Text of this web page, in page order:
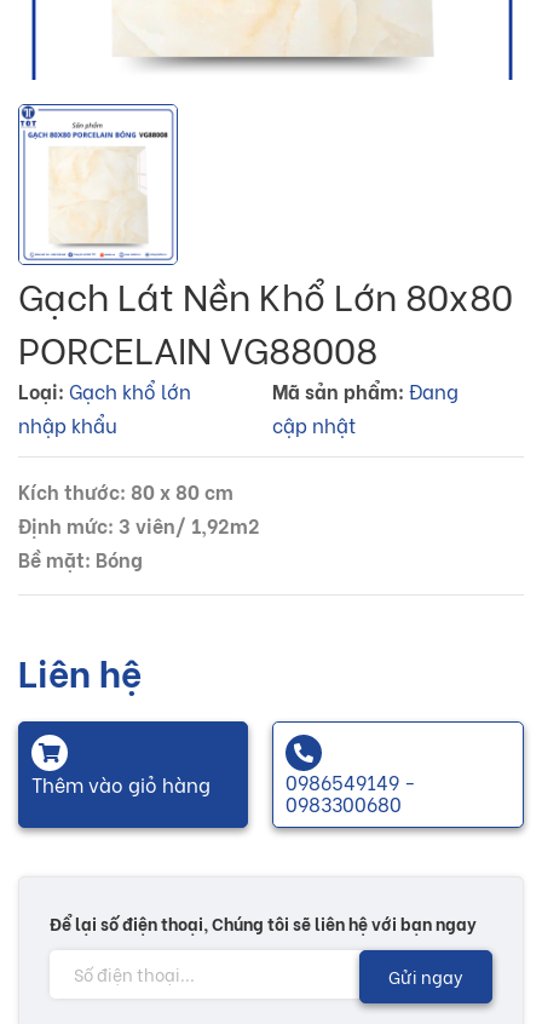
Gạch Lát Nền Khổ Lớn 80x80
PORCELAIN VG88008
Loại: Gạch khổ lớn
nhập khẩu
Mã sản phẩm: Đang
cập nhật
Kích thước: 80 x 80 cm
Định mức: 3 viên/ 1,92m2
Bề mặt: Bóng
Liên hệ
Thêm vào giỏ hàng 0986549149 -
0983300680
Để lại số điện thoại, Chúng tôi sẽ liên hệ với bạn ngay
Gửi ngay